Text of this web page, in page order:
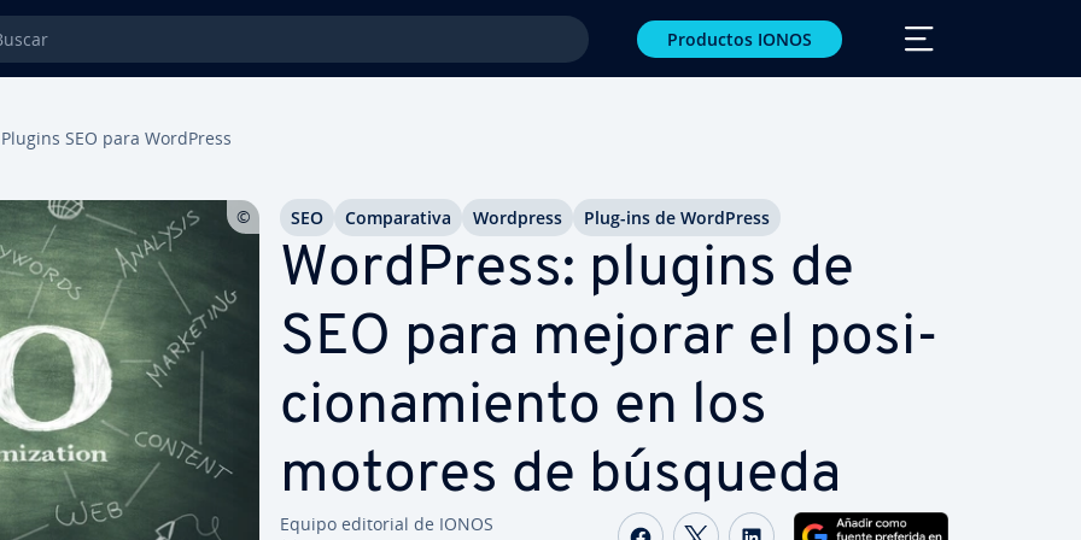
Productos IONOS
Plugins SEO para WordPress
WordPress: plugins de
SEO para mejorar el po­si­
cio­na­mie­n­to en los
motores de búsqueda
Equipo editorial de IONOS
Compartir Facebook
Compartir Twitter
Compartir LinkedIn
SEO Co­m­pa­ra­ti­va Wordpress Plug-ins de WordPress